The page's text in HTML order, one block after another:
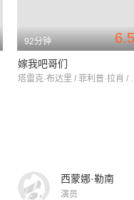
6.5
92分钟
嫁我吧哥们
塔雷克·布
西蒙娜·勒南
演员